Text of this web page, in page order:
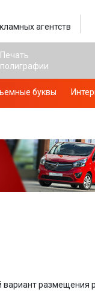
агентств
Печать
полиграфии
буквы
размещения